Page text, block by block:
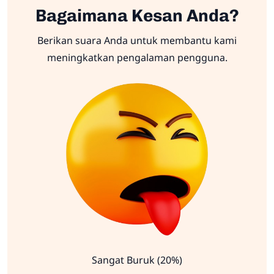
Bagaimana Kesan Anda?
Berikan suara Anda untuk membantu kami
meningkatkan pengalaman pengguna.
Sangat Buruk (20%)